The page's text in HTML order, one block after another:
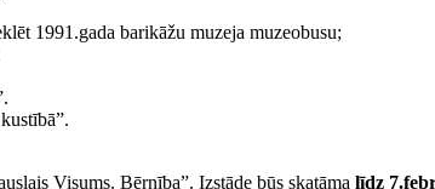
1991.gada barikāžu muzeja muzeobusu;
Visums. Bērnība”. Izstāde būs skatāma līdz